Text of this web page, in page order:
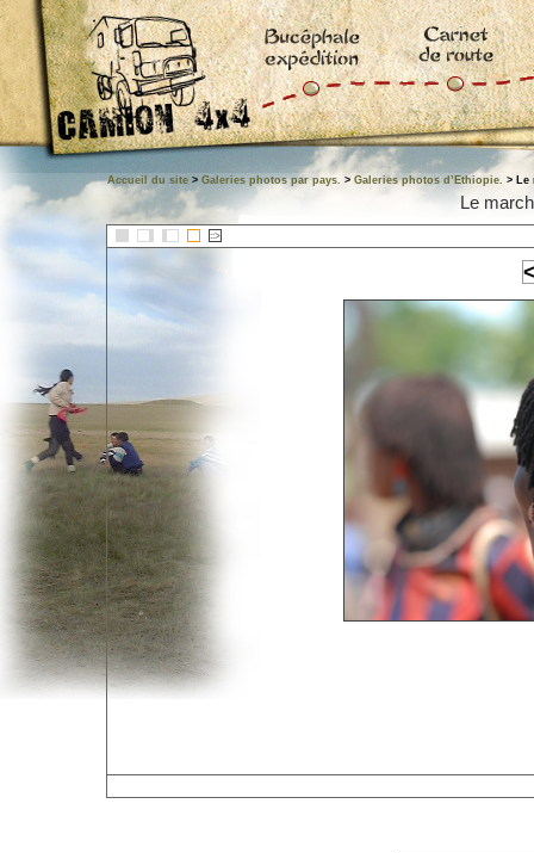
Accueil du site > Galeries photos par pays. > Galeries photos d’Ethiopie. > Le
Le
::>